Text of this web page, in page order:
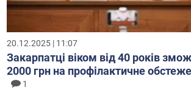
20.12.2025 | 11:07
Закарпатці віком від 40 років
2000 грн на профілактичне
1